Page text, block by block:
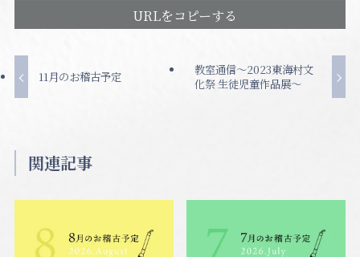
URLをコピーする
11月のお稽古予定
教室通信〜2023東海村文
化祭 生徒児童作品展〜
関連記事